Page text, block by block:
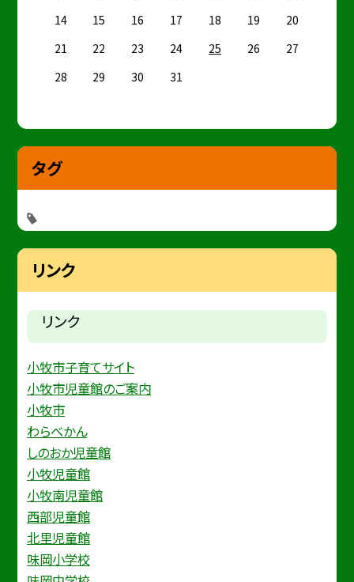
14
15 16 17 18 19
20
21
22 23 24 25 26
27
28
29 30 31
タグ
リンク
リンク
小牧市子育てサイト
小牧市児童館のご案内
小牧市
わらべかん
しのおか児童館
小牧児童館
小牧南児童館
西部児童館
北里児童館
味岡小学校